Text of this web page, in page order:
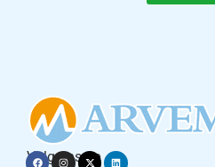
Volg ons op